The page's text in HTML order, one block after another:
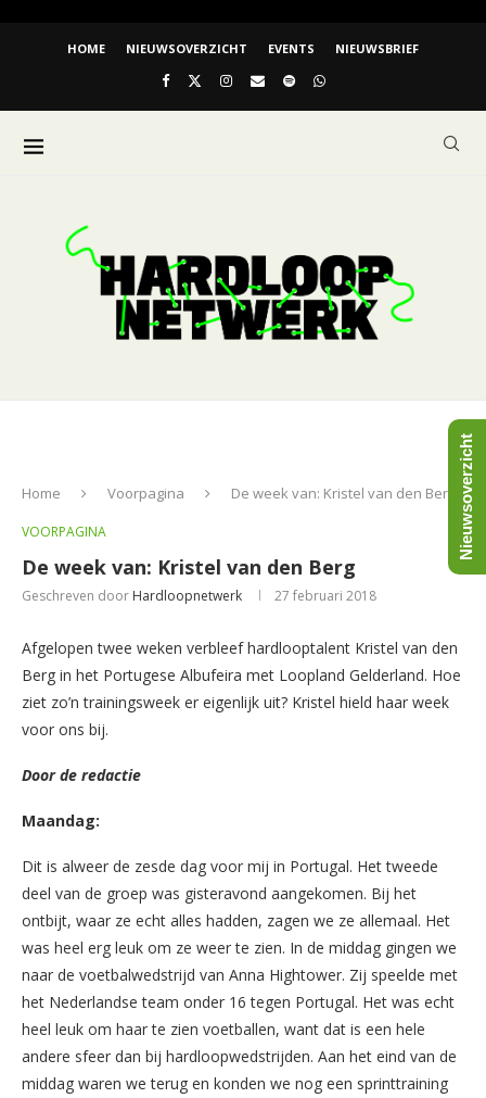
HOME NIEUWSOVERZICHT EVENTS NIEUWSBRIEF
Home Voorpagina De week van: Kristel van den Berg
VOORPAGINA
De week van: Kristel van den Berg
Geschreven door Hardloopnetwerk 27 februari 2018
Afgelopen twee weken verbleef hardlooptalent Kristel van den
Berg in het Portugese Albufeira met Loopland Gelderland. Hoe
ziet zo’n trainingsweek er eigenlijk uit? Kristel hield haar week
voor ons bij.
Door de redactie
Maandag:
Dit is alweer de zesde dag voor mij in Portugal. Het tweede
deel van de groep was gisteravond aangekomen. Bij het
ontbijt, waar ze echt alles hadden, zagen we ze allemaal. Het
was heel erg leuk om ze weer te zien. In de middag gingen we
naar de voetbalwedstrijd van Anna Hightower. Zij speelde met
het Nederlandse team onder 16 tegen Portugal. Het was echt
heel leuk om haar te zien voetballen, want dat is een hele
andere sfeer dan bij hardloopwedstrijden. Aan het eind van de
middag waren we terug en konden we nog een sprinttraining
Nieuwsoverzicht